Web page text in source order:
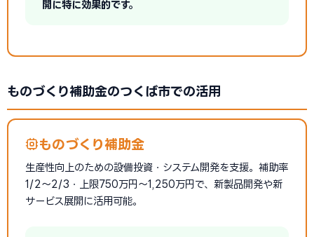
開に特に効果的です。
ものづくり補助金のつくば市での活用
ものづくり補助金
生産性向上のための設備投資・システム開発を支援。補助率
1/2〜2/3・上限750万円〜1,250万円で、新製品開発や新
サービス展開に活用可能。